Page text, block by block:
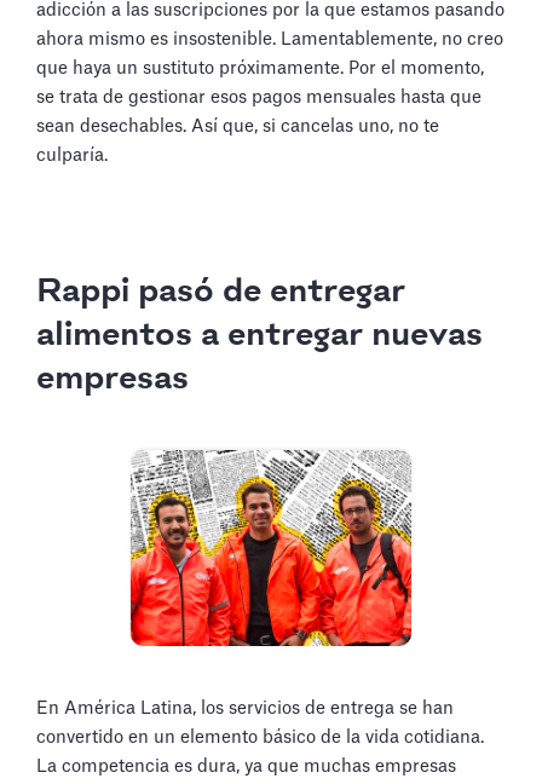
adicción a las suscripciones por la que estamos pasando
ahora mismo es insostenible. Lamentablemente, no creo
que haya un sustituto próximamente. Por el momento,
se trata de gestionar esos pagos mensuales hasta que
sean desechables. Así que, si cancelas uno, no te
culparía.
Rappi pasó de entregar
alimentos a entregar nuevas
empresas
En América Latina, los servicios de entrega se han
convertido en un elemento básico de la vida cotidiana.
La competencia es dura, ya que muchas empresas